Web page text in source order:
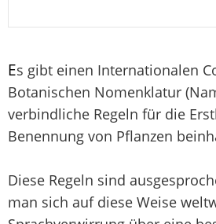
Es gibt einen Internationalen
Botanischen Nomenklatur
verbindliche Regeln für die
Benennung von Pflanzen
Diese Regeln sind
man sich auf diese Weise